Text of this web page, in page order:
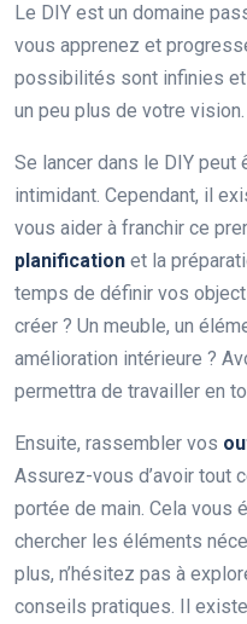
Le DIY est un domaine
vous apprenez et
possibilités sont infinies et
un peu plus de votre vision.
Se lancer dans le DIY
intimidant. Cependant, il
vous aider à franchir ce
planification et la
temps de définir vos
créer ? Un meuble, un
amélioration intérieure ?
permettra de travailler en
Ensuite, rassembler vos
Assurez-vous d’avoir tout
portée de main. Cela vous
chercher les éléments
plus, n’hésitez pas à
conseils pratiques. Il